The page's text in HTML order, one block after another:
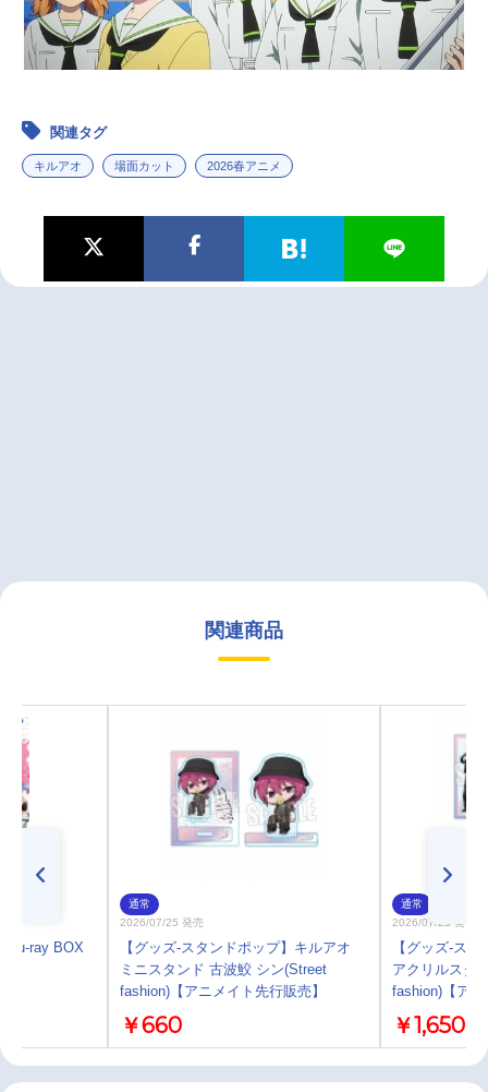
関連タグ
キルアオ 場面カット 2026春アニメ
関連商品
ray BOX
通常
2026/07/25 発売
【グッズ-スタンドポップ】キルアオ
ミニスタンド 古波鮫 シン(Street
fashion)【アニメイト先行販売】
￥660
通常
2026/07/25 発売
【グッズ-ス
アクリルスタ
fashion)【ア
￥1,650